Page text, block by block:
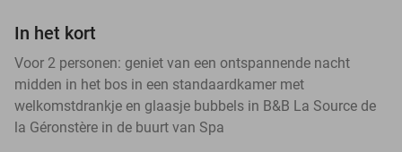
In het kort
Voor 2 personen: geniet van een ontspannende nacht
midden in het bos in een standaardkamer met
welkomstdrankje en glaasje bubbels in B&B La Source de
la Géronstère in de buurt van Spa